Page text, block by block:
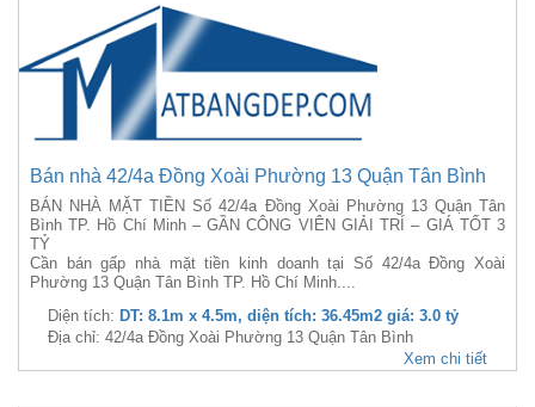
Bán nhà 42/4a Đồng Xoài Phường 13 Quận Tân Bình
BÁN NHÀ MẶT TIỀN Số 42/4a Đồng Xoài Phường 13 Quận Tân
Bình TP. Hồ Chí Minh – GẦN CÔNG VIÊN GIẢI TRÍ – GIÁ TỐT 3
TỶ
Cần bán gấp nhà mặt tiền kinh doanh tại Số 42/4a Đồng Xoài
Phường 13 Quận Tân Bình TP. Hồ Chí Minh....
Diện tích: DT: 8.1m x 4.5m, diện tích: 36.45m2 giá: 3.0 tỷ
Địa chỉ: 42/4a Đồng Xoài Phường 13 Quận Tân Bình
Xem chi tiết